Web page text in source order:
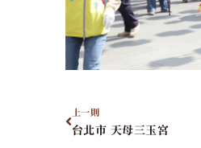
上一則
台北市 天母三玉宮